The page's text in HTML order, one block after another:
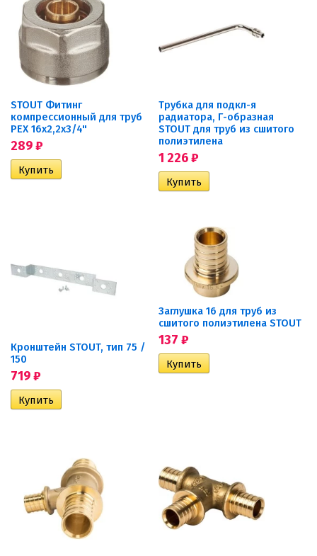
STOUT Фитинг
компрессионный для труб
PEX 16х2,2х3/4"
289₽
Трубка для подкл-я
радиатора, Г-образная
STOUT для труб из сшитого
полиэтилена
1 226₽
Кронштейн STOUT, тип 75 /
150
719₽
Заглушка 16 для труб из
сшитого полиэтилена STOUT
137 ₽